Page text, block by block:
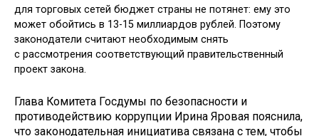
для торговых сетей бюджет страны не потянет: ему это
может обойтись в 13-15 миллиардов рублей. Поэтому
законодатели считают необходимым снять
с рассмотрения соответствующий правительственный
проект закона.
Глава Комитета Госдумы по безопасности и
противодействию коррупции Ирина Яровая пояснила,
что законодательная инициатива связана с тем, чтобы